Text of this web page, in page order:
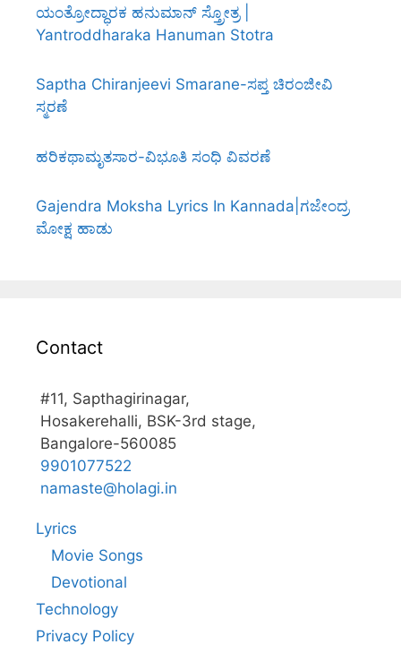
ಯಂತ್ರೋದ್ಧಾರಕ ಹನುಮಾನ್ ಸ್ತ್ರೋತ್ರ |
Yantroddharaka Hanuman Stotra
Saptha Chiranjeevi Smarane-ಸಪ್ತ ಚಿರಂಜೀವಿ
ಸ್ಮರಣೆ
ಹರಿಕಥಾಮೃತಸಾರ-ವಿಭೂತಿ ಸಂಧಿ ವಿವರಣೆ
Gajendra Moksha Lyrics In Kannada|ಗಜೇಂದ್ರ
ಮೋಕ್ಷ ಹಾಡು
Contact
#11, Sapthagirinagar,
Hosakerehalli, BSK-3rd stage,
Bangalore-560085
9901077522
namaste@holagi.in
Lyrics
Movie Songs
Devotional
Technology
Privacy Policy